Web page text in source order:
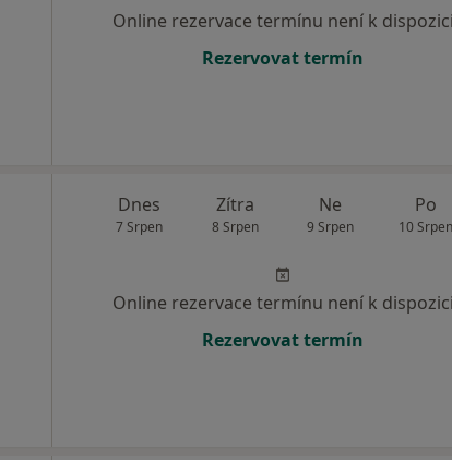
Online rezervace termínu není k dispozici
Rezervovat termín
Dnes
7 Srpen
Zítra
8 Srpen
Ne
9 Srpen
Po
10 Srpen
Online rezervace termínu není k dispozici
Rezervovat termín